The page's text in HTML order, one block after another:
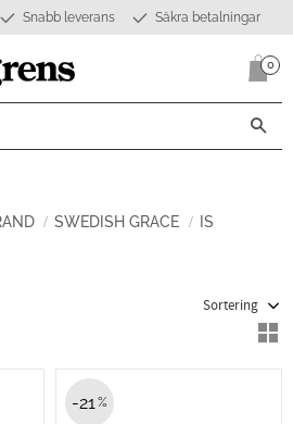
Snabb leverans Säkra betalningar
0
SWEDISH GRACE IS
21 %